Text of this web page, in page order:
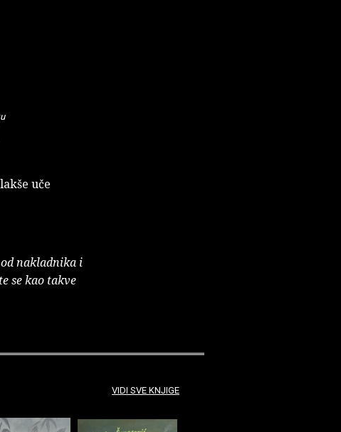
uče
nakladnika i
se kao takve
VIDI SVE KNJIGE